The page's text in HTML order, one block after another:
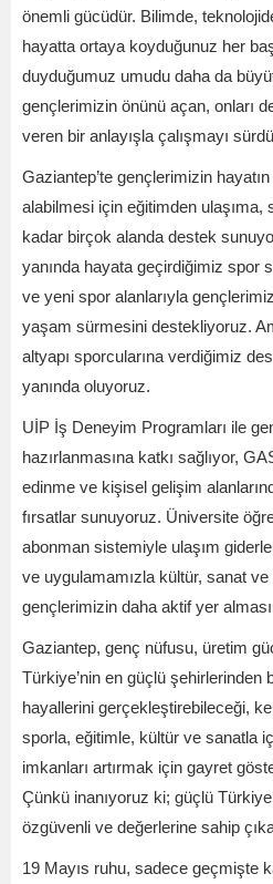
önemli gücüdür. Bilimde,
hayatta ortaya koyduğunuz her
duyduğumuz umudu daha da
gençlerimizin önünü açan, onları
veren bir anlayışla çalışmayı
Gaziantep’te gençlerimizin
alabilmesi için eğitimden
kadar birçok alanda destek
yanında hayata geçirdiğimiz spor
ve yeni spor alanlarıyla
yaşam sürmesini destekliyoruz.
altyapı sporcularına verdiğimiz
yanında oluyoruz.
UİP İş Deneyim Programları ile
hazırlanmasına katkı sağlıyor,
edinme ve kişisel gelişim
fırsatlar sunuyoruz. Üniversite
abonman sistemiyle ulaşım
ve uygulamamızla kültür, sanat
gençlerimizin daha aktif yer
Gaziantep, genç nüfusu, üretim
Türkiye’nin en güçlü şehirlerinden
hayallerini gerçekleştirebileceği,
sporla, eğitimle, kültür ve sanatla
imkanları artırmak için gayret
Çünkü inanıyoruz ki; güçlü
özgüvenli ve değerlerine sahip
19 Mayıs ruhu, sadece geçmişte